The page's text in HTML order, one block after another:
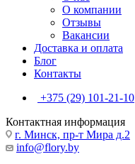
О компании
Отзывы
Вакансии
Доставка и оплата
Блог
Контакты
+375 (29) 101-21-10
Контактная информация
г. Минск, пр-т Мира д.2
info@flory.by